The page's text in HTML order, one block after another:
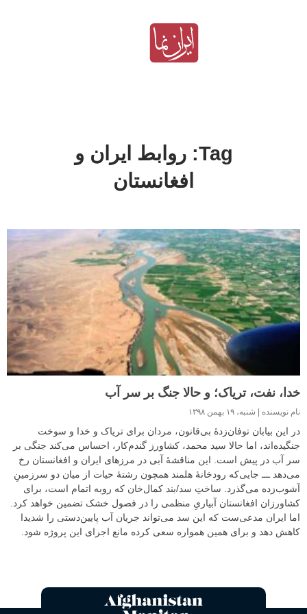
Tag: روابط ایران و
افغانستان
خدا، نفت، تریاک؛ و حالا جنگ بر سر آب
نام نویسنده شنبه، ۱۹ بهمن ۱۳۹۸
در این بیابان توفان‌زدۀ بی‌قانون، مردان برای تریاک و خدا و سوخت
جنگیده‌اند، اما حالا سید محمد، کشاورز گندم‌کار، احساس می‌کند جنگی بر
سر آب در پیش است. این مناقشۀ آبی در مرزهای ایران و افغانستان رخ
می‌دهد ‌ـــ‌ جایی‌که رودخانۀ هلمند همچون رشتۀ حیات از میان دو سرزمینِ
آشوب‌زده می‌گذرد. ساختِ سد/بند کمال‌خان که روبه اتمام است، برای
کشاورزان افغانستان آبیاریِ منظمی را در فصول خشک تضمین خواهد کرد.
اما ایران مدعی‌ست که این سد می‌تواند جریان آب پایین‌دستی را شدیدا
کاهش دهد و برای همین همواره سعی کرده مانع اجرای این پروژه شود.